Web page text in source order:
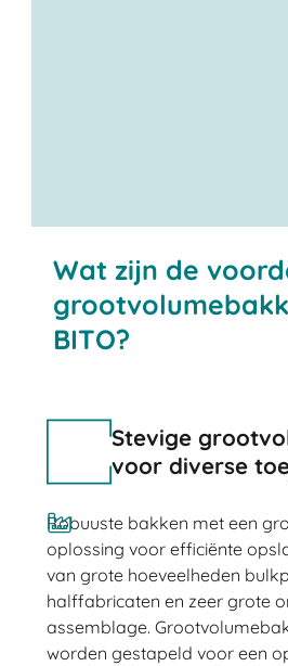
Wat zijn de
BITO?
Stevige
voor diverse
Robuuste bakken met een
oplossing voor efficiënte
van grote hoeveelheden
halffabricaten en zeer grote
assemblage.
worden gestapeld voor een